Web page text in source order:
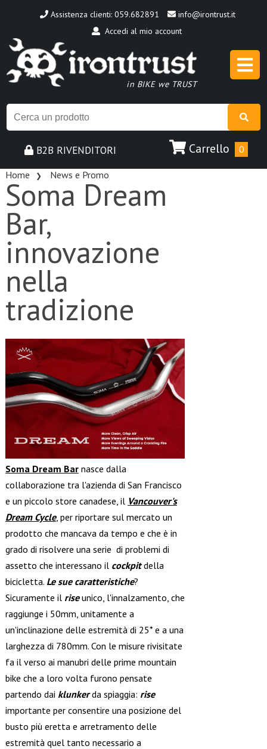
Assistenza clienti: 059.682891
info@irontrust.it
Accedi al mio account
in BIKE we TRUST
B2B RIVENDITORI Carrello 0
Home News e Promo
Soma Dream
Bar,
innovazione
nella
tradizione
Soma Dream Barnasce dalla
collaborazione tra l'azienda di San Francisco
e un piccolo store canadese, il Vancouver's
Dream Cycle, per riportare sul mercato un
prodotto che mancava da tempo e che è in
grado di risolvere una serie di problemi di
assetto che interessano il cockpitdella
bicicletta. Le sue caratteristiche?
Sicuramente il riseunico, l'innalzamento, che
raggiunge i 50mm, unitamente a
un'inclinazione delle estremità di 25* e a una
larghezza di 780mm. Con le misure rivisitate
fa il verso ai manubri delle prime mountain
bike che a loro volta furono pensate
partendo dai klunkerda spiaggia: rise
importante per consentire una posizione del
busto più eretta e arretramento delle
estremità quel tanto necessario a